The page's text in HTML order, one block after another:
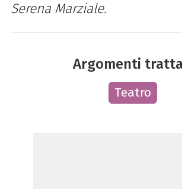
Serena Marziale.
Argomenti
Teatro